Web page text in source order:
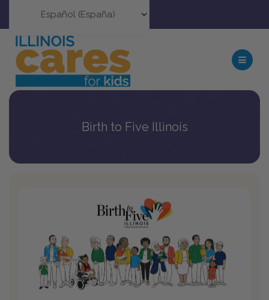
Birth to Five Illinois